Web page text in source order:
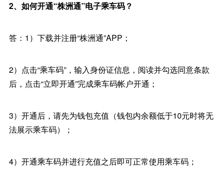
2、如何开通“株洲通”电子乘车码？
答：1）下载并注册“株洲通”APP；
2）点击“乘车码”，输入身份证信息，阅读并勾选同意条款
后，点击“立即开通”完成乘车码帐户开通；
3）开通后，请先为钱包充值（钱包内余额低于10元时将无
法展示乘车码）；
4）开通乘车码并进行充值之后即可正常使用乘车码；